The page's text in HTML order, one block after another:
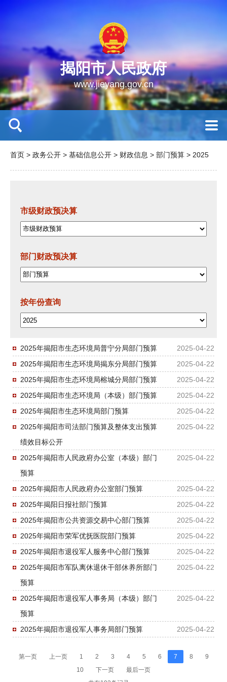
揭阳市人民政府
www.jieyang.gov.cn
首页 > 政务公开 > 基础信息公开 > 财政信息 > 部门预算 > 2025
市级财政预决算
部门财政预决算
按年份查询
2025-04-22
2025年揭阳市生态环境局普宁分局部门预算
2025-04-22
2025年揭阳市生态环境局揭东分局部门预算
2025-04-22
2025年揭阳市生态环境局榕城分局部门预算
2025-04-22
2025年揭阳市生态环境局（本级）部门预算
2025-04-22
2025年揭阳市生态环境局部门预算
2025-04-22
2025年揭阳市司法部门预算及整体支出预算
绩效目标公开
2025-04-22
2025年揭阳市人民政府办公室（本级）部门
预算
2025-04-22
2025年揭阳市人民政府办公室部门预算
2025-04-22
2025年揭阳日报社部门预算
2025-04-22
2025年揭阳市公共资源交易中心部门预算
2025-04-22
2025年揭阳市荣军优抚医院部门预算
2025-04-22
2025年揭阳市退役军人服务中心部门预算
2025-04-22
2025年揭阳市军队离休退休干部休养所部门
预算
2025-04-22
2025年揭阳市退役军人事务局（本级）部门
预算
2025-04-22
2025年揭阳市退役军人事务局部门预算
第一页 上一页 1 2 3 4 5 6 7 8
9
10
下一页
最后一页